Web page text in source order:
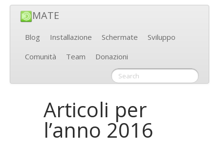
MATE
Blog Installazione Schermate
Sviluppo
Comunità
Team Donazioni
Articoli per
l’anno 2016